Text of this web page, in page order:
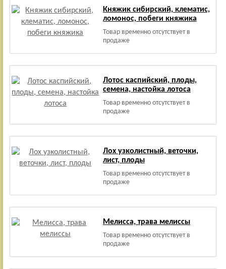
Княжик сибирский, клематис,
ломонос, побеги княжика
Товар временно отсутствует в
продаже
Лотос каспийский, плоды,
семена, настойка лотоса
Товар временно отсутствует в
продаже
Лох узколистный, веточки,
лист, плоды
Товар временно отсутствует в
продаже
Мелисса, трава мелиссы
Товар временно отсутствует в
продаже